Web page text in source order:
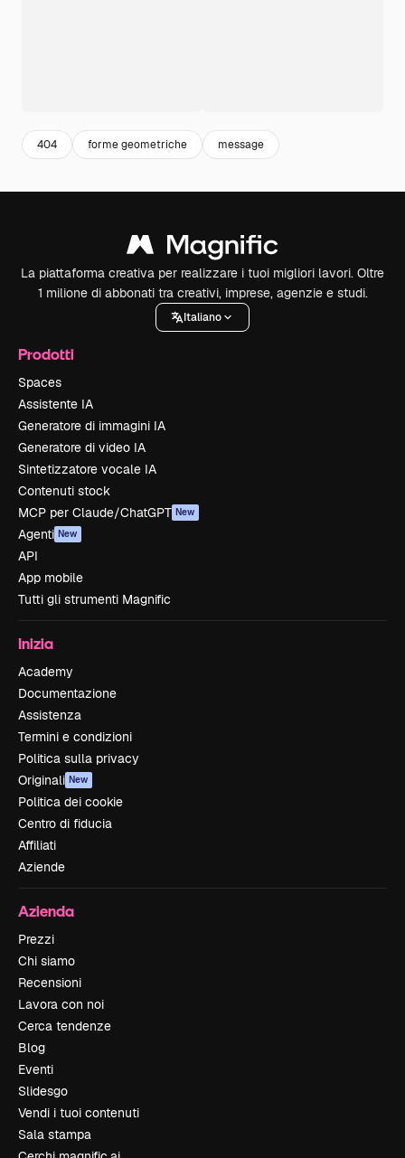
404 forme geometriche message
La piattaforma creativa per realizzare i tuoi migliori lavori. Oltre
1 milione di abbonati tra creativi, imprese, agenzie e studi.
Italiano
Prodotti
Spaces
Assistente IA
Generatore di immagini IA
Generatore di video IA
Sintetizzatore vocale IA
Contenuti stock
MCP per Claude/ChatGPT New
Agenti New
API
App mobile
Tutti gli strumenti Magnific
Inizia
Academy
Documentazione
Assistenza
Termini e condizioni
Politica sulla privacy
Originali New
Politica dei cookie
Centro di fiducia
Affiliati
Aziende
Azienda
Prezzi
Chi siamo
Recensioni
Lavora con noi
Cerca tendenze
Blog
Eventi
Slidesgo
Vendi i tuoi contenuti
Sala stampa